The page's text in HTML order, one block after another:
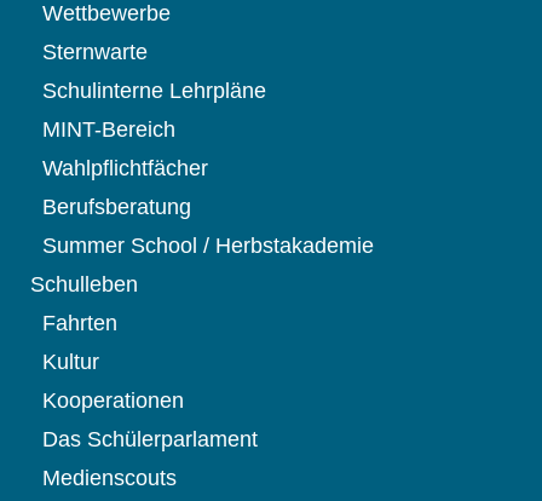
Wettbewerbe
Sternwarte
Schulinterne Lehrpläne
MINT-Bereich
Wahlpflichtfächer
Berufsberatung
Summer School / Herbstakademie
Schulleben
Fahrten
Kultur
Kooperationen
Das Schülerparlament
Medienscouts